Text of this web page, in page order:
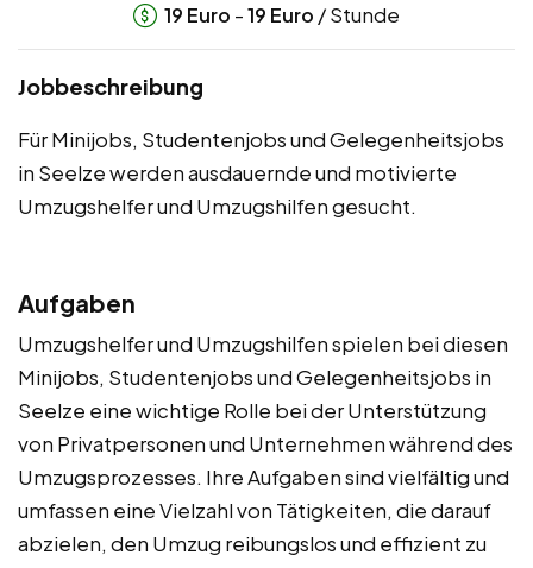
19 Euro -19 Euro / Stunde
Jobbeschreibung
Für Minijobs, Studentenjobs und Gelegenheitsjobs
in Seelze werden ausdauernde und motivierte
Umzugshelfer und Umzugshilfen gesucht.
Aufgaben
Umzugshelfer und Umzugshilfen spielen bei diesen
Minijobs, Studentenjobs und Gelegenheitsjobs in
Seelze eine wichtige Rolle bei der Unterstützung
von Privatpersonen und Unternehmen während des
Umzugsprozesses. Ihre Aufgaben sind vielfältig und
umfassen eine Vielzahl von Tätigkeiten, die darauf
abzielen, den Umzug reibungslos und effizient zu